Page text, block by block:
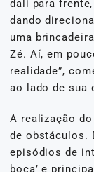
dalí para
dando
uma
Zé. Aí, em
realidade”,
ao lado de sua
A realização
de obstáculos.
episódios de
boca’ e